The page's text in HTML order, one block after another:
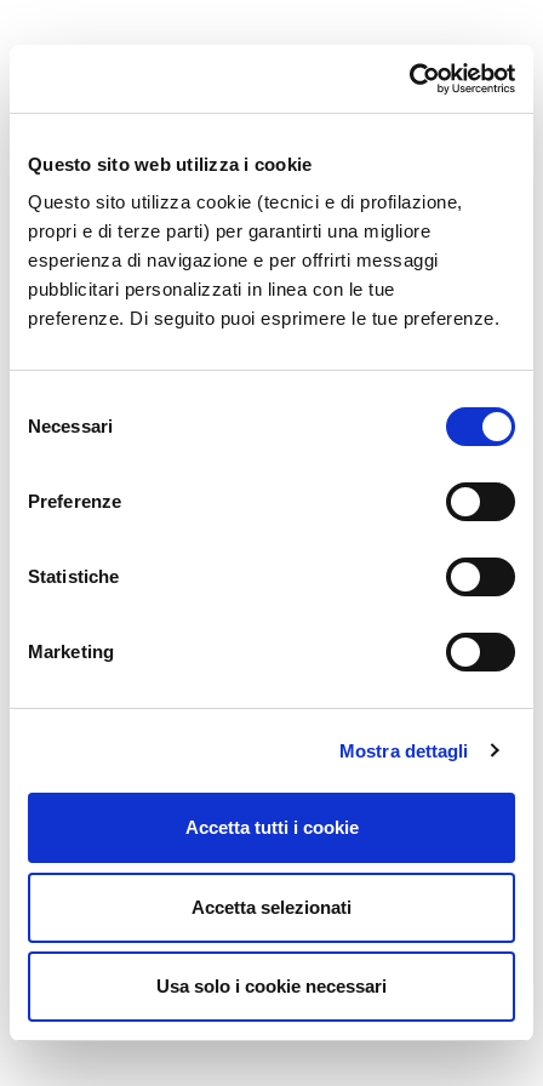
Questo sito web utilizza i cookie
Questo sito utilizza cookie (tecnici e di profilazione,
propri e di terze parti) per garantirti una migliore
esperienza di navigazione e per offrirti messaggi
pubblicitari personalizzati in linea con le tue
preferenze. Di seguito puoi esprimere le tue preferenze.
delNecessari
Preferenze
Statistiche
Marketing
Mostra dettagli
Accetta tutti i cookie
Accetta selezionati
Usa solo i cookie necessari